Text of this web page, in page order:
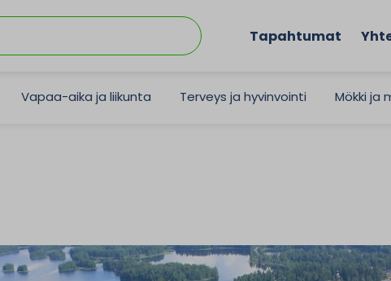
Tapahtumat
Vapaa-aika ja liikunta Terveys ja hyvinvointi Mökki ja